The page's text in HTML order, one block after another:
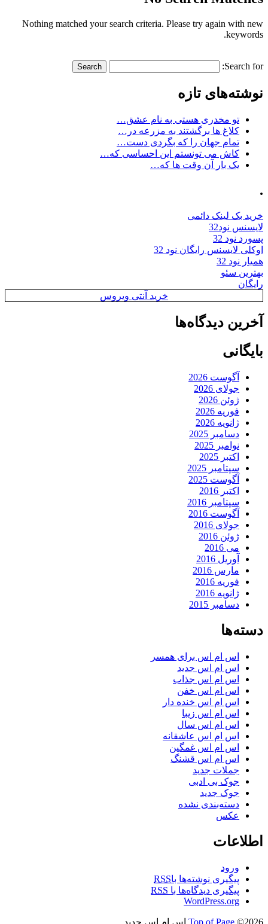
Nothing matched your search criteria. Please try again with new
keywords.
Search for:
نوشته‌های تازه
تو مخدری هستی به نام عشق…
کلاغ ها برگشتند به مزرعه در…
تمام جهان را که بگردی دست…
کاش می تونستم این احساسی که…
یک بار آن وقت ها که…
.
خرید بک لینک دائمی
لایسنس نود32
پسورد نود 32
اوکلی لایسنس رایگان نود 32
همیار نود 32
بهترین سئو
رایگان
خرید آنتی ویروس
آخرین دیدگاه‌ها
بایگانی
آگوست 2026
جولای 2026
ژوئن 2026
فوریه 2026
ژانویه 2026
دسامبر 2025
نوامبر 2025
اکتبر 2025
سپتامبر 2025
آگوست 2025
اکتبر 2016
سپتامبر 2016
آگوست 2016
جولای 2016
ژوئن 2016
می 2016
آوریل 2016
مارس 2016
فوریه 2016
ژانویه 2016
دسامبر 2015
دسته‌ها
اس ام اس برای همسر
اس ام اس جدید
اس ام اس جذاب
اس ام اس خفن
اس ام اس خنده دار
اس ام اس زیبا
اس ام اس سال
اس ام اس عاشقانه
اس ام اس غمگین
اس ام اس قشنگ
جملات جدید
جوک بی ادبی
جوک جدید
دسته‌بندی نشده
عکس
اطلاعات
ورود
پیگیری نوشته‌ها باRSS
پیگیری دیدگاه‌ها با RSS
WordPress.org
Top of Page ©2026 اس ام اس جدید